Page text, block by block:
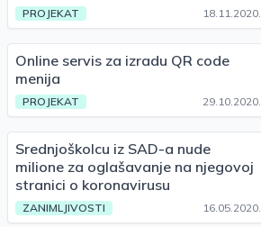
PROJEKAT 18.11.2020.
Online servis za izradu QR code
menija
PROJEKAT 29.10.2020.
Srednjoškolcu iz SAD-a nude
milione za oglašavanje na njegovoj
stranici o koronavirusu
ZANIMLJIVOSTI 16.05.2020.